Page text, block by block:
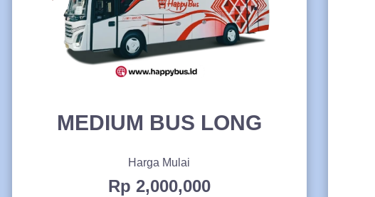
MEDIUM BUS LONG
Harga Mulai
Rp 2,000,000